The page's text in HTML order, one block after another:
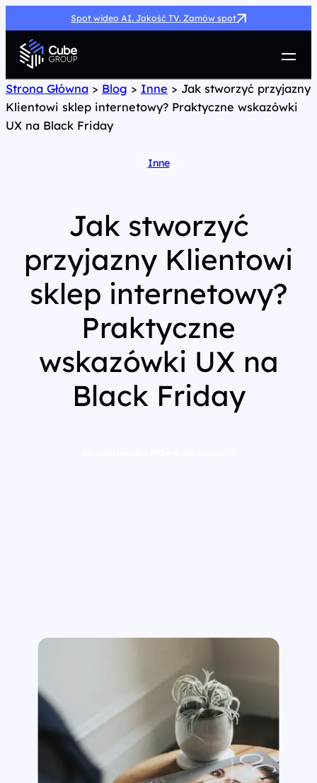
Spot wideo AI. Jakość TV. Zamów spot
Usługi
Jak możemy pomóc
Case Study
Strona Główna > Blog > Inne > Jak stworzyć przyjazny
Klientowi sklep internetowy? Praktyczne wskazówki
UX na Black Friday
Inne
Jak stworzyć
przyjazny Klientowi
sklep internetowy?
Praktyczne
wskazówki UX na
Black Friday